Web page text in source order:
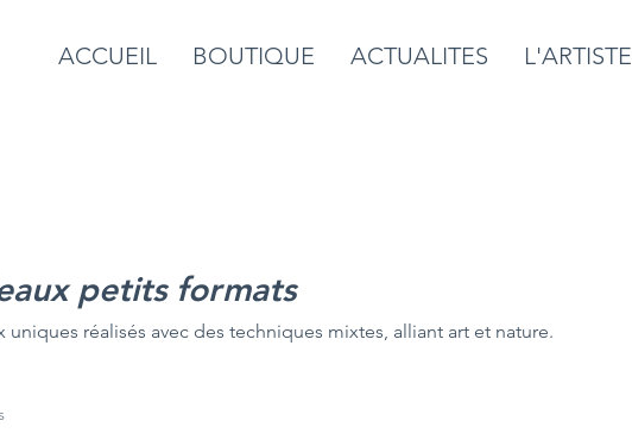
ACCUEIL BOUTIQUE ACTUALITES L'ARTISTE
petits formats
uniques réalisés avec des techniques mixtes, alliant art et nature.